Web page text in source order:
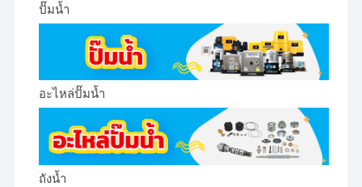
ปั๊มน้ำ
อะไหล่ปั๊มน้ำ
ถังน้ำ